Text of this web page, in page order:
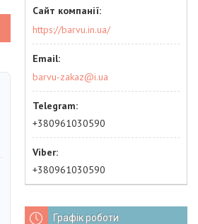
https://barvu.in.ua/
barvu-zakaz@i.ua
+380961030590
+380961030590
Графік роботи